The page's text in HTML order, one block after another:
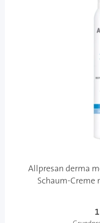
Allpresan derma
Schaum-Creme